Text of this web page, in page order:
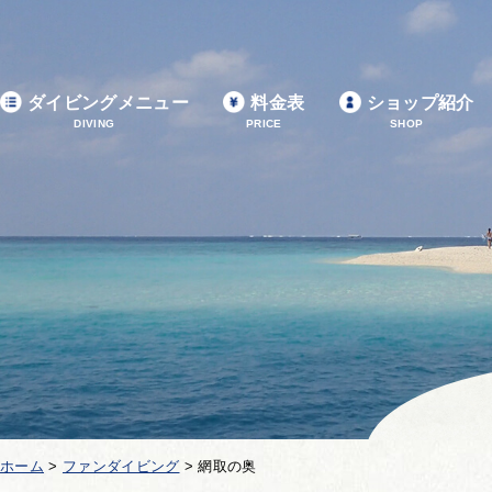
ダイビングメニュー
DIVING
料金表
PRICE
ショップ紹介
SHOP
ホーム > ファンダイビング >網取の奥